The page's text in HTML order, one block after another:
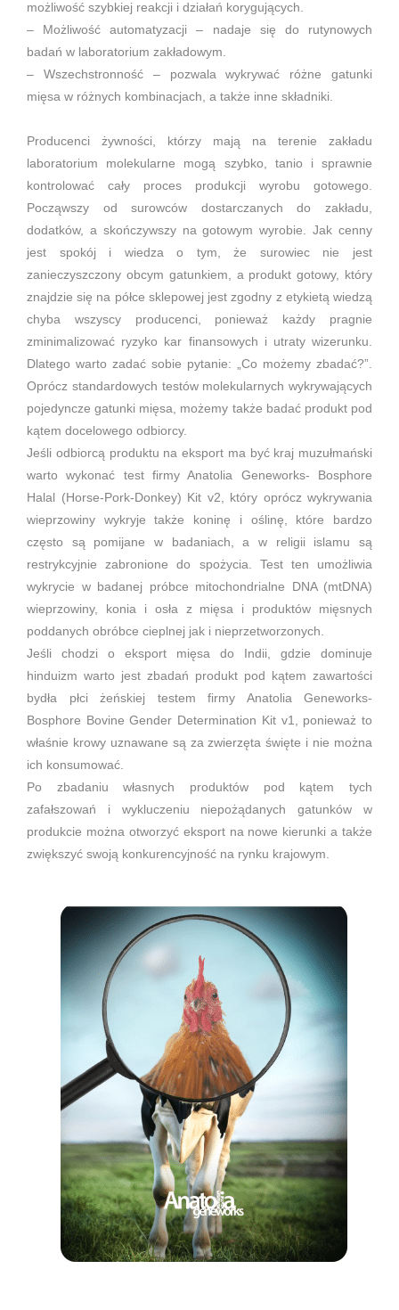
możliwość szybkiej reakcji i działań korygujących.
– Możliwość automatyzacji – nadaje się do rutynowych
badań w laboratorium zakładowym.
– Wszechstronność – pozwala wykrywać różne gatunki
mięsa w różnych kombinacjach, a także inne składniki.
Producenci żywności, którzy mają na terenie zakładu
laboratorium molekularne mogą szybko, tanio i sprawnie
kontrolować cały proces produkcji wyrobu gotowego.
Począwszy od surowców dostarczanych do zakładu,
dodatków, a skończywszy na gotowym wyrobie. Jak cenny
jest spokój i wiedza o tym, że surowiec nie jest
zanieczyszczony obcym gatunkiem, a produkt gotowy, który
znajdzie się na półce sklepowej jest zgodny z etykietą wiedzą
chyba wszyscy producenci, ponieważ każdy pragnie
zminimalizować ryzyko kar finansowych i utraty wizerunku.
Dlatego warto zadać sobie pytanie: „Co możemy zbadać?”.
Oprócz standardowych testów molekularnych wykrywających
pojedyncze gatunki mięsa, możemy także badać produkt pod
kątem docelowego odbiorcy.
Jeśli odbiorcą produktu na eksport ma być kraj muzułmański
warto wykonać test firmy Anatolia Geneworks- Bosphore
Halal (Horse-Pork-Donkey) Kit v2, który oprócz wykrywania
wieprzowiny wykryje także koninę i oślinę, które bardzo
często są pomijane w badaniach, a w religii islamu są
restrykcyjnie zabronione do spożycia. Test ten umożliwia
wykrycie w badanej próbce mitochondrialne DNA (mtDNA)
wieprzowiny, konia i osła z mięsa i produktów mięsnych
poddanych obróbce cieplnej jak i nieprzetworzonych.
Jeśli chodzi o eksport mięsa do Indii, gdzie dominuje
hinduizm warto jest zbadań produkt pod kątem zawartości
bydła płci żeńskiej testem firmy Anatolia Geneworks-
Bosphore Bovine Gender Determination Kit v1, ponieważ to
właśnie krowy uznawane są za zwierzęta święte i nie można
ich konsumować.
Po zbadaniu własnych produktów pod kątem tych
zafałszowań i wykluczeniu niepożądanych gatunków w
produkcie można otworzyć eksport na nowe kierunki a także
zwiększyć swoją konkurencyjność na rynku krajowym.